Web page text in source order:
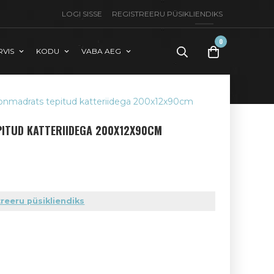
LOGI SISSE REGISTREERU PÜSIKLIENDIKS
0
toode(t)
KODU VABA AEG
tepitud katteriidega 200x12x90cm
KATTERIIDEGA 200X12X90CM
püsikliendiks